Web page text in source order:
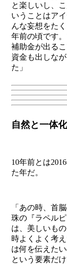
と楽しいし、
いうことはア
んな妄想をた
年前の頃です
補助金が出る
資金も出しな
た」
自然と一体
10年前とは
た年だ。
「あの時、首
珠の『ラペル
は、美しいも
時よくよく考
は何を伝えた
という要素だ